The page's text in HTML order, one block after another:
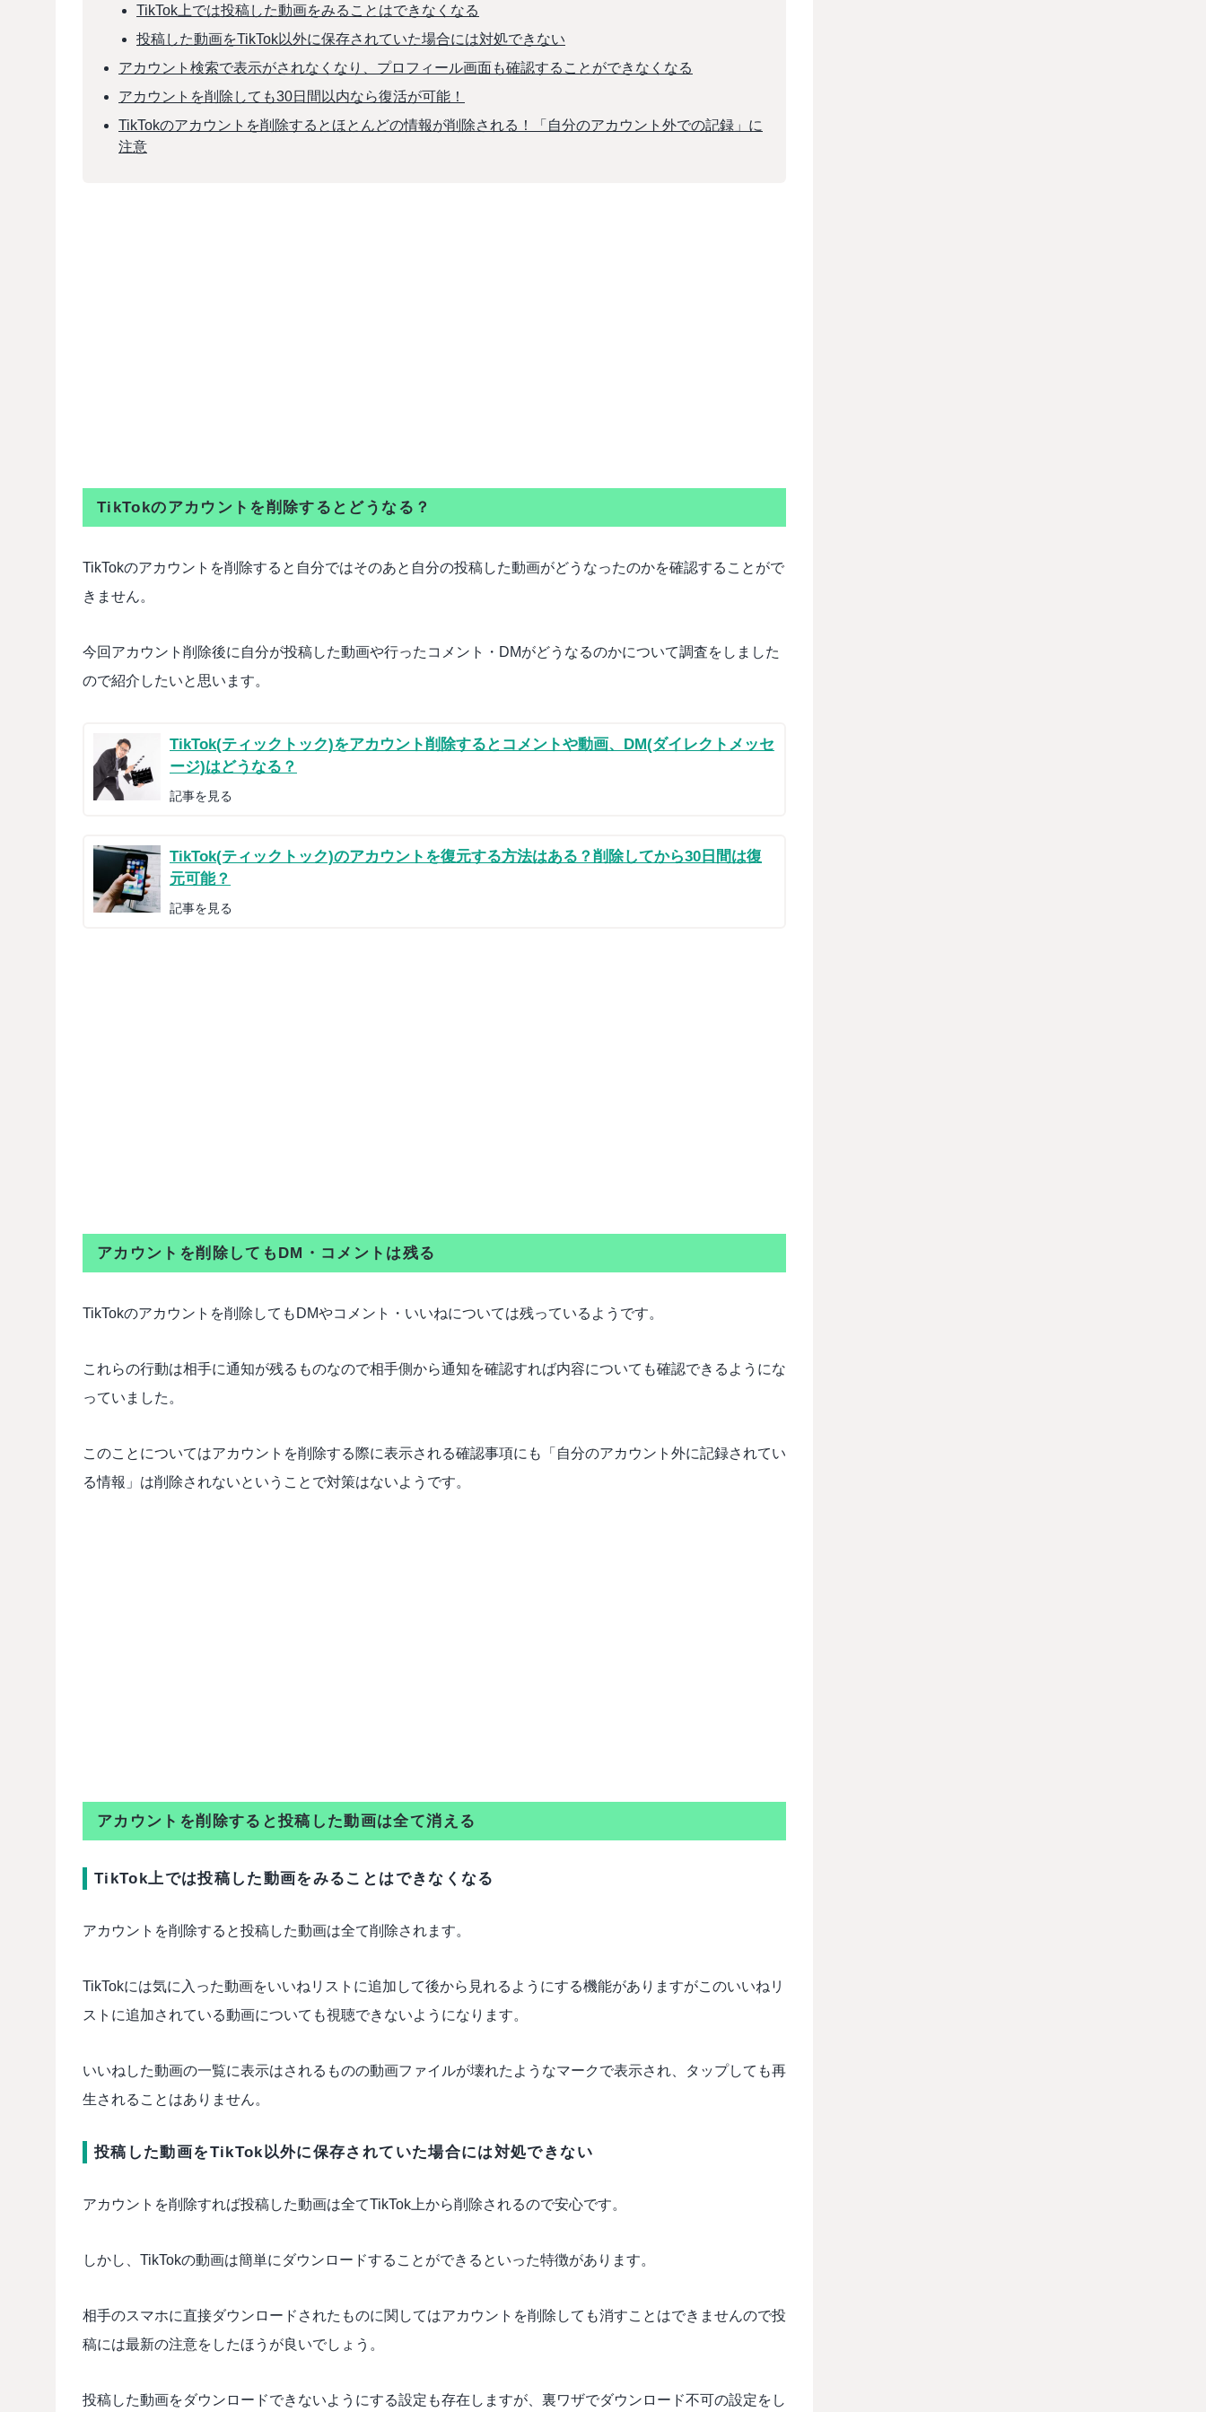
TikTok上では投稿した動画をみることはできなくなる
投稿した動画をTikTok以外に保存されていた場合には対処できない
アカウント検索で表示がされなくなり、プロフィール画面も確認することができなくなる
アカウントを削除しても30日間以内なら復活が可能！
TikTokのアカウントを削除するとほとんどの情報が削除される！「自分のアカウント外での記録」に
注意
TikTokのアカウントを削除するとどうなる？
TikTokのアカウントを削除すると自分ではそのあと自分の投稿した動画がどうなったのかを確認することがで
きません。
今回アカウント削除後に自分が投稿した動画や行ったコメント・DMがどうなるのかについて調査をしました
ので紹介したいと思います。
TikTok(ティックトック)をアカウント削除するとコメントや動画、DM(ダイレクトメッセ
ージ)はどうなる？
記事を見る
TikTok(ティックトック)のアカウントを復元する方法はある？削除してから30日間は復
元可能？
記事を見る
アカウントを削除してもDM・コメントは残る
TikTokのアカウントを削除してもDMやコメント・いいねについては残っているようです。
これらの行動は相手に通知が残るものなので相手側から通知を確認すれば内容についても確認できるようにな
っていました。
このことについてはアカウントを削除する際に表示される確認事項にも「自分のアカウント外に記録されてい
る情報」は削除されないということで対策はないようです。
アカウントを削除すると投稿した動画は全て消える
TikTok上では投稿した動画をみることはできなくなる
アカウントを削除すると投稿した動画は全て削除されます。
TikTokには気に入った動画をいいねリストに追加して後から見れるようにする機能がありますがこのいいねリ
ストに追加されている動画についても視聴できないようになります。
いいねした動画の一覧に表示はされるものの動画ファイルが壊れたようなマークで表示され、タップしても再
生されることはありません。
投稿した動画をTikTok以外に保存されていた場合には対処できない
アカウントを削除すれば投稿した動画は全てTikTok上から削除されるので安心です。
しかし、TikTokの動画は簡単にダウンロードすることができるといった特徴があります。
相手のスマホに直接ダウンロードされたものに関してはアカウントを削除しても消すことはできませんので投
稿には最新の注意をしたほうが良いでしょう。
投稿した動画をダウンロードできないようにする設定も存在しますが、裏ワザでダウンロード不可の設定をし